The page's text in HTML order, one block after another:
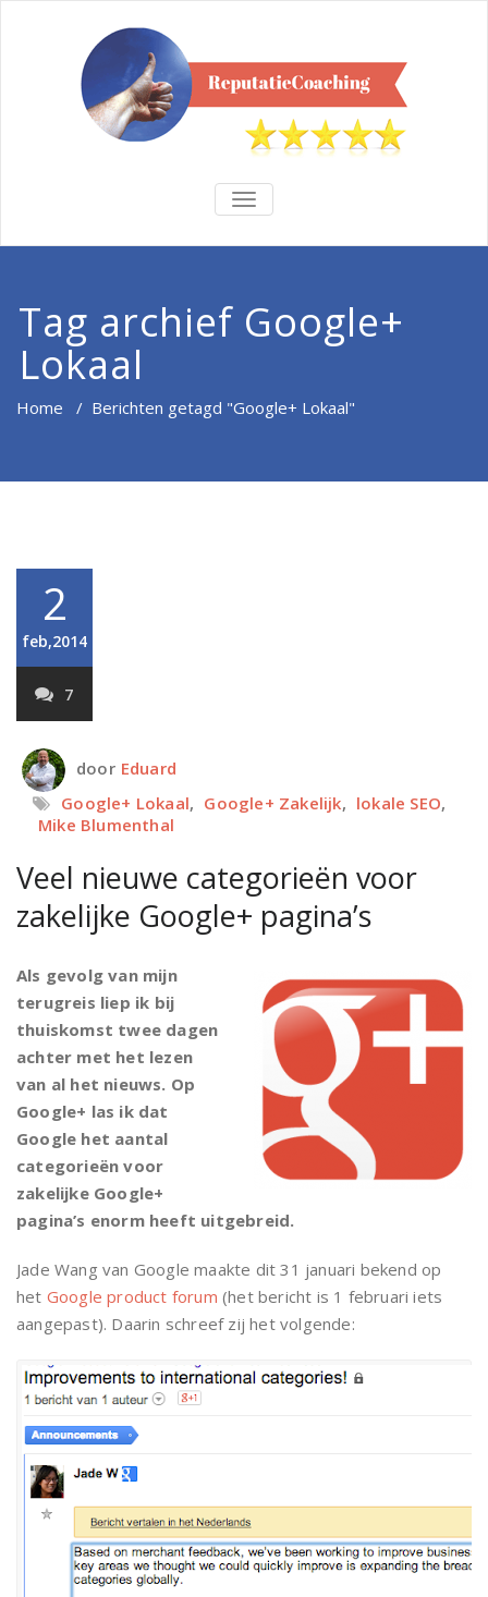
TOGGLE
Tag archief Google+
Lokaal
Home / Berichten getagd "Google+ Lokaal"
2
feb,2014
7
door Eduard
Google+ Lokaal, Google+ Zakelijk, lokale SEO,
Mike Blumenthal
Veel nieuwe categorieën voor
zakelijke Google+ pagina’s
Als gevolg van mijn
terugreis liep ik bij
thuiskomst twee dagen
achter met het lezen
van al het nieuws. Op
Google+ las ik dat
Google het aantal
categorieën voor
zakelijke Google+
pagina’s enorm heeft uitgebreid.
Jade Wang van Google maakte dit 31 januari bekend op
het Google product forum (het bericht is 1 februari iets
aangepast). Daarin schreef zij het volgende: